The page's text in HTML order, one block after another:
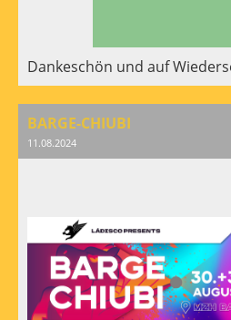
Dankeschön und auf
BARGE-CHIUBI
11.08.2024